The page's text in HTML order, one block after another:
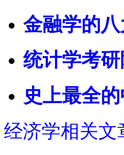
金融学的
统计学考
史上最全
经济学相关文